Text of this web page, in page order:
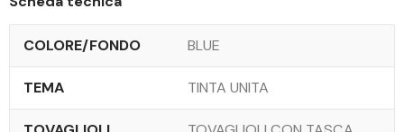
COLORE/FONDO BLUE
TEMA TINTA UNITA